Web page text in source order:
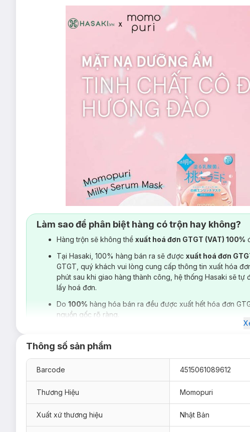
Làm sao để phân biệt hàng có trộn hay không?
Hàng trộn sẽ không thể xuất hoá đơn GTGT (VAT) 100%
Tại Hasaki, 100% hàng bán ra sẽ được xuất hoá đơn
GTGT, quý khách vui lòng cung cấp thông tin xuất hóa
phút sau khi giao hàng thành công, hệ thống Hasaki sẽ
lấy hoá đơn.
Do 100% hàng hóa bán ra đều được xuất hết hóa đơn
nguồn gốc rõ ràng.
Thông số sản phẩm
Barcode 4515061089612
Thương Hiệu Momopuri
Xuất xứ thương hiệu Nhật Bản